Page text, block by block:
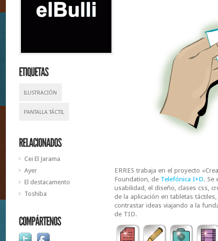
ILUSTRACIÓN
PANTALLA TÁCTIL
Cei El Jarama
Ayer
El destacamento
Toshiba
ERRES trabaja en el proyecto
Foundation, de Telefónica I+D. Se
usabilidad, el diseño, clases css,
de la aplicación en tabletas
contrastar ideas viajando a la
de TID.